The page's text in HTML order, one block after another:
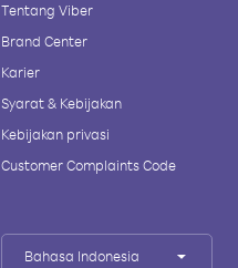
Tentang Viber
Brand Center
Karier
Syarat & Kebijakan
Kebijakan privasi
Customer Complaints Code
Bahasa Indonesia